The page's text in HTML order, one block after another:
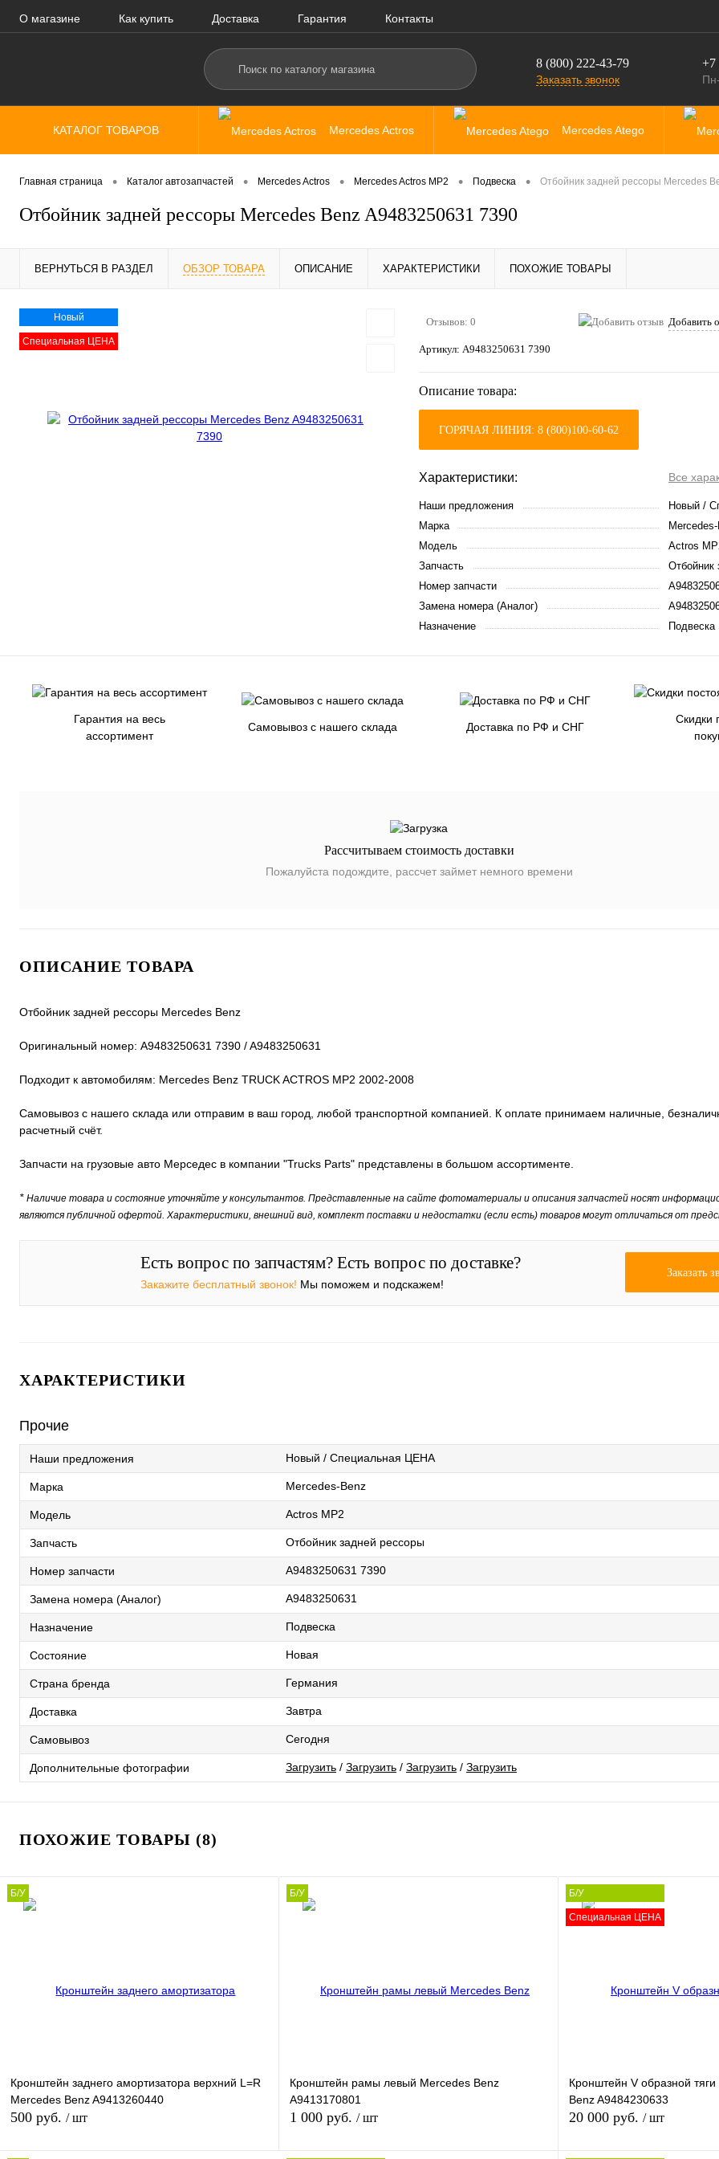
О магазине Как купить Доставка Гарантия Контакты
8 (800) 222-43-79
Заказать звонок
+7
КАТАЛОГ ТОВАРОВ Mercedes Actros Mercedes Atego
Главная страница • Каталог автозапчастей • Mercedes Actros • Mercedes Actros MP2 • Подвеска • Отбойник задней рессоры Mercedes
Отбойник задней рессоры Mercedes Benz A9483250631 7390
ВЕРНУТЬСЯ В РАЗДЕЛ ОБЗОР ТОВАРА ОПИСАНИЕ ХАРАКТЕРИСТИКИ ПОХОЖИЕ ТОВАРЫ
Новый
Специальная ЦЕНА
Отзывов: 0 Добавить
Артикул: A9483250631 7390
Описание товара:
ГОРЯЧАЯ ЛИНИЯ: 8 (800)100-60-62
Характеристики: Все
Наши предложения
Новый /
Марка
Модель
Actros
Запчасть
Отбойник
Номер запчасти
Замена номера (Аналог)
Назначение
Подвеска
Гарантия на весь
ассортимент
Самовывоз с нашего склада Доставка по РФ и СНГ
Скидки
Рассчитываем стоимость доставки
Пожалуйста подождите, рассчет займет немного времени
ОПИСАНИЕ ТОВАРА
Отбойник задней рессоры Mercedes Benz
Оригинальный номер: A9483250631 7390 / A9483250631
Подходит к автомобилям: Mercedes Benz TRUCK ACTROS MP2 2002-2008
Самовывоз с нашего склада или отправим в ваш город, любой транспортной компанией. К оплате принимаем наличные,
расчетный счёт.
Запчасти на грузовые авто Мерседес в компании "Trucks Parts" представлены в большом ассортименте.
* Наличие товара и состояние уточняйте у консультантов. Представленные на сайте фотоматериалы и описания запчастей носят
являются публичной офертой. Характеристики, внешний вид, комплект поставки и недостатки (если есть) товаров могут отличаться от
Есть вопрос по запчастям? Есть вопрос по доставке?
Закажите бесплатный звонок! Мы поможем и подскажем!
Заказать
ХАРАКТЕРИСТИКИ
Прочие
Наши предложения Новый / Специальная ЦЕНА
Марка Mercedes-Benz
Модель Actros MP2
Запчасть Отбойник задней рессоры
Номер запчасти A9483250631 7390
Замена номера (Аналог) A9483250631
Назначение Подвеска
Состояние Новая
Страна бренда Германия
Доставка Завтра
Самовывоз Сегодня
Дополнительные фотографии Загрузить / Загрузить / Загрузить / Загрузить
ПОХОЖИЕ ТОВАРЫ (8)
Б/У
Кронштейн заднего амортизатора верхний L=R
Mercedes Benz A9413260440
500 руб. / шт
Б/У
Кронштейн рамы левый Mercedes Benz
A9413170801
1 000 руб. / шт
Б/У
Специальная ЦЕНА
Кронштейн V образной
Benz A9484230633
20 000 руб. / шт